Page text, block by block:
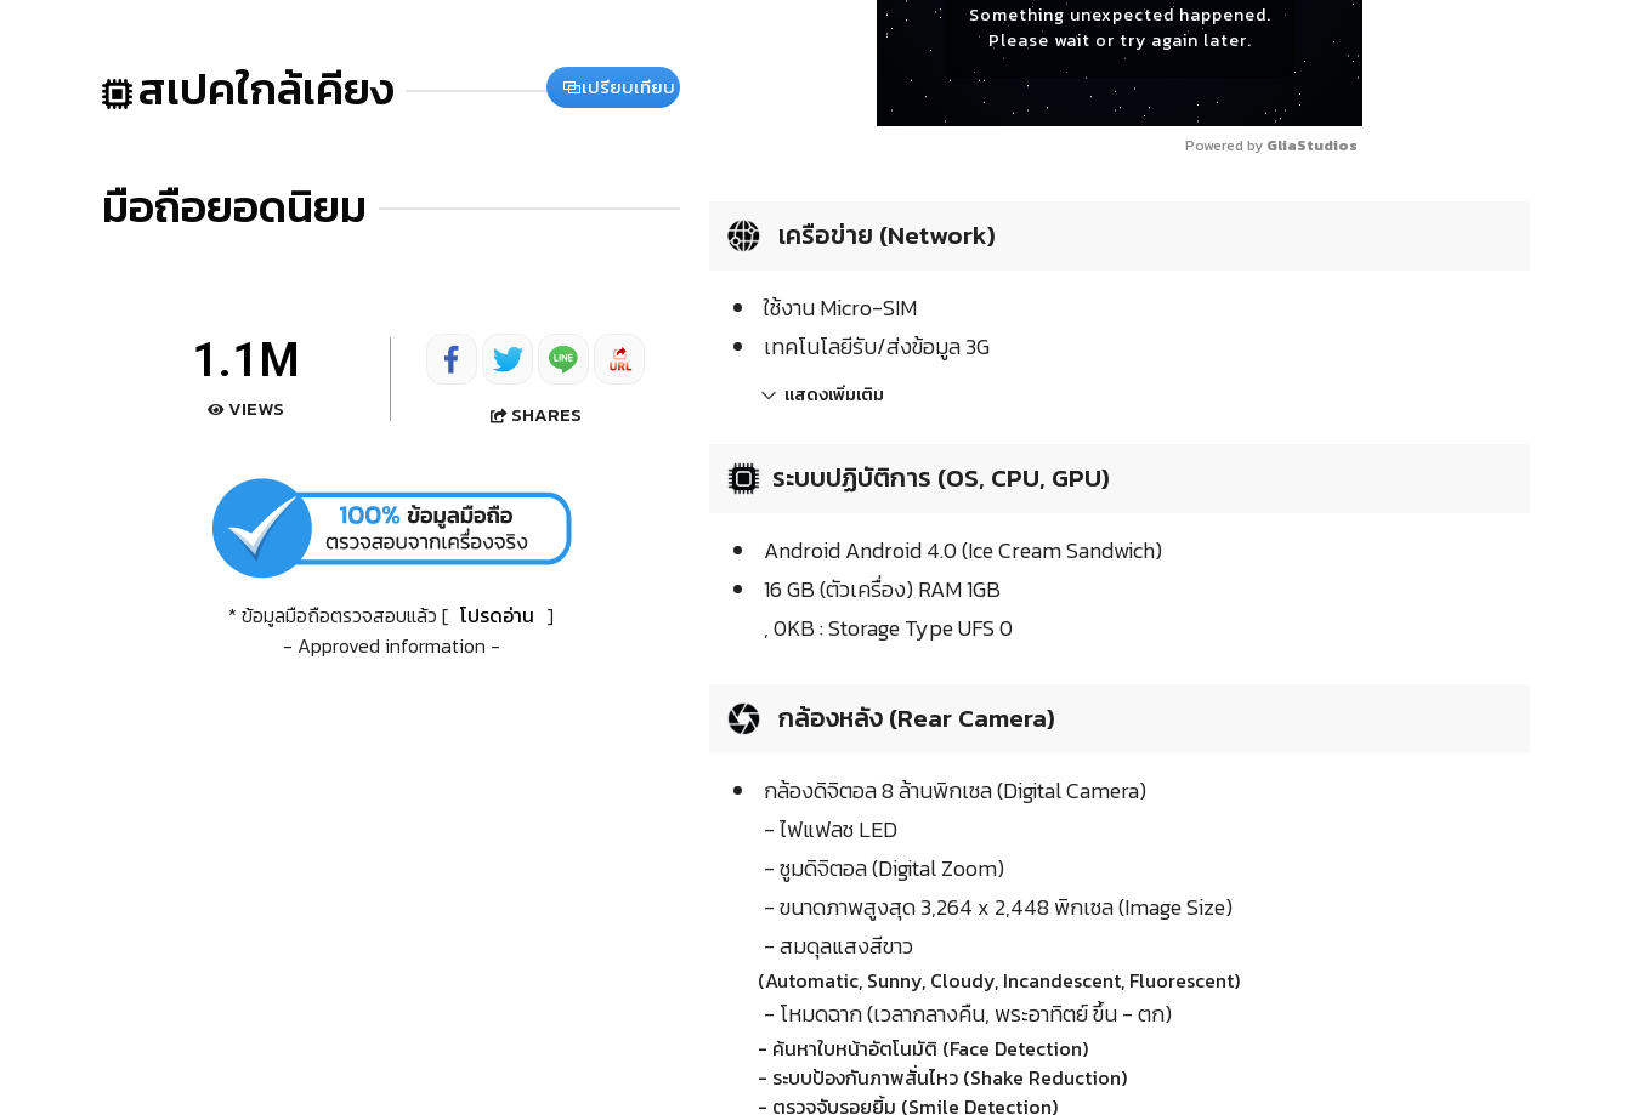
สเปคใกล้เคียง เปรียบเทียบ
มือถือยอดนิยม
1.1M
VIEWS SHARES
* ข้อมูลมือถือตรวจสอบแล้ว [ โปรดอ่าน ]
- Approved information -
Something unexpected happened.
Please wait or try again later.
Powered by GliaStudios
เครือข่าย (Network)
ใช้งาน Micro-SIM
เทคโนโลยีรับ/ส่งข้อมูล 3G
แสดงเพิ่มเติม
ระบบปฏิบัติการ (OS, CPU, GPU)
Android Android 4.0 (Ice Cream Sandwich)
16 GB (ตัวเครื่อง) RAM 1GB
, 0KB : Storage Type UFS 0
กล้องหลัง (Rear Camera)
กล้องดิจิตอล 8 ล้านพิกเซล (Digital Camera)
- ไฟแฟลช LED
- ซูมดิจิตอล (Digital Zoom)
- ขนาดภาพสูงสุด 3,264 x 2,448 พิกเซล (Image Size)
- สมดุลแสงสีขาว
(Automatic, Sunny, Cloudy, Incandescent, Fluorescent)
- โหมดฉาก (เวลากลางคืน, พระอาทิตย์ ขึ้น - ตก)
- ค้นหาใบหน้าอัตโนมัติ (Face Detection)
- ระบบป้องกันภาพสั่นไหว (Shake Reduction)
- ตรวจจับรอยยิ้ม (Smile Detection)